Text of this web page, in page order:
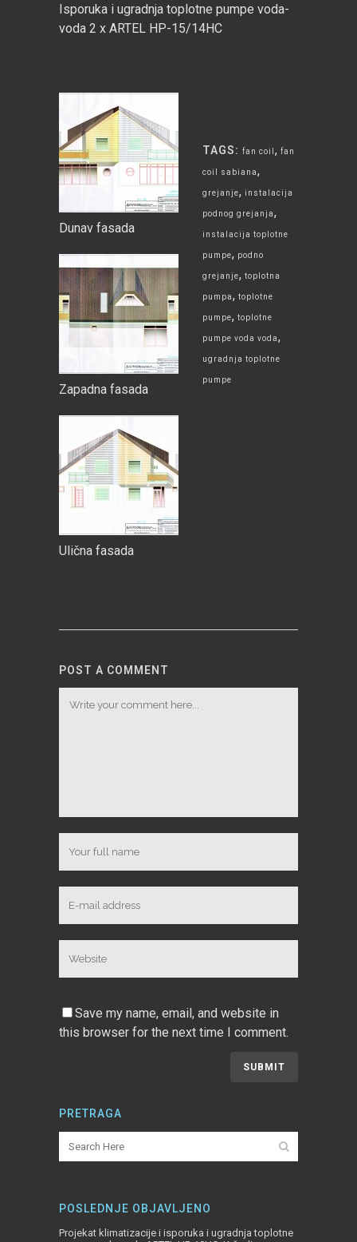
Isporuka i ugradnja toplotne pumpe voda-
voda 2 x ARTEL HP-15/14HC
Dunav fasada
Zapadna fasada
Ulična fasada
TAGS: fan coil , fan
coil sabiana,
grejanje, instalacija
podnog grejanja,
instalacija toplotne
pumpe, podno
grejanje, toplotna
pumpa, toplotne
pumpe, toplotne
pumpe voda voda,
ugradnja toplotne
pumpe
POST A COMMENT
Save my name, email, and website in
this browser for the next time I comment.
PRETRAGA
POSLEDNJE OBJAVLJENO
Projekat klimatizacije i isporuka i ugradnja toplotne